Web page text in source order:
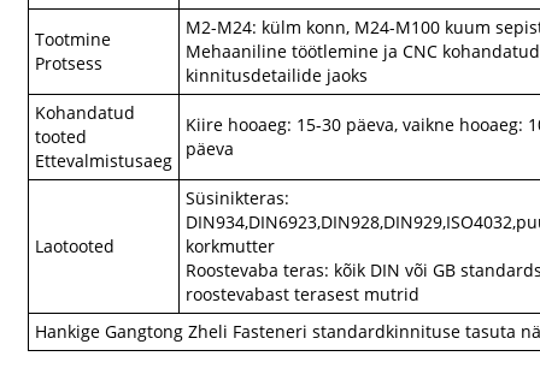
Tootmine
Protsess
M2-M24: külm konn, M24-M100 kuum
Mehaaniline töötlemine ja CNC kohandatud
kinnitusdetailide jaoks
Kohandatud
tooted
Ettevalmistusaeg
Kiire hooaeg: 15-30 päeva, vaikne hooaeg:
päeva
Laotooted
Süsinikteras:
korkmutter
Roostevaba teras: kõik DIN või GB
roostevabast terasest mutrid
Hankige Gangtong Zheli Fasteneri standardkinnituse tasuta